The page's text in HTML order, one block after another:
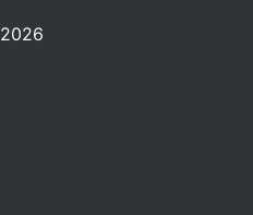
2026